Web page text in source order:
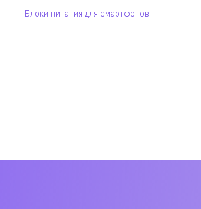
Блоки питания для смартфонов